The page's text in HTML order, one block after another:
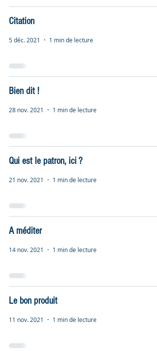
Citation
5 déc. 2021 1 min de lecture
Bien dit !
28 nov. 2021 1 min de lecture
Qui est le patron, ici ?
21 nov. 2021 1 min de lecture
A méditer
14 nov. 2021 1 min de lecture
Le bon produit
11 nov. 2021 1 min de lecture